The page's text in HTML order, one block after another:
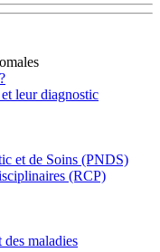
leur diagnostic
et de Soins (PNDS)
(RCP)
maladies